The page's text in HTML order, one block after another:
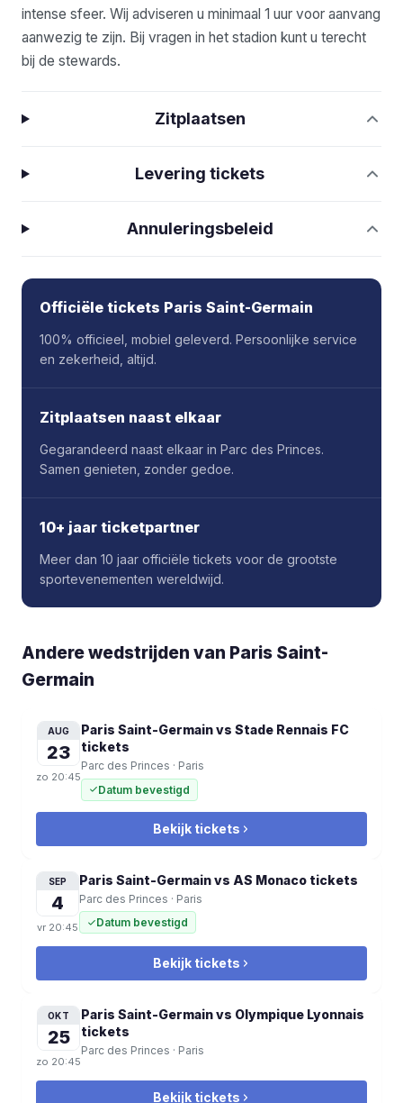
intense sfeer. Wij adviseren u minimaal 1 uur voor aanvang
aanwezig te zijn. Bij vragen in het stadion kunt u terecht
bij de stewards.
Zitplaatsen
Levering tickets
Annuleringsbeleid
Officiële tickets Paris Saint-Germain
100% officieel, mobiel geleverd. Persoonlijke service
en zekerheid, altijd.
Zitplaatsen naast elkaar
Gegarandeerd naast elkaar in Parc des Princes.
Samen genieten, zonder gedoe.
10+ jaar ticketpartner
Meer dan 10 jaar officiële tickets voor de grootste
sportevenementen wereldwijd.
Andere wedstrijden van Paris Saint-
Germain
AUG
23
zo 20:45
Paris Saint-Germain vs Stade Rennais FC
tickets
Parc des Princes · Paris
Datum bevestigd
Bekijk tickets
SEP
4
vr 20:45
Paris Saint-Germain vs AS Monaco tickets
Parc des Princes · Paris
Datum bevestigd
Bekijk tickets
OKT
25
zo 20:45
Paris Saint-Germain vs Olympique Lyonnais
tickets
Parc des Princes · Paris
Bekijk tickets